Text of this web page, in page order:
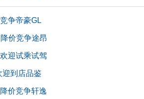
争帝豪GL
价竞争途昂
迎试乘试驾
迎到店品鉴
价竞争轩逸